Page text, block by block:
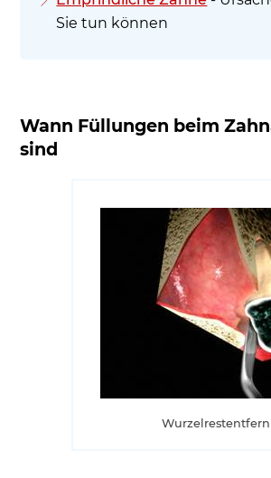
Sie tun können
Wann Füllungen beim
sind